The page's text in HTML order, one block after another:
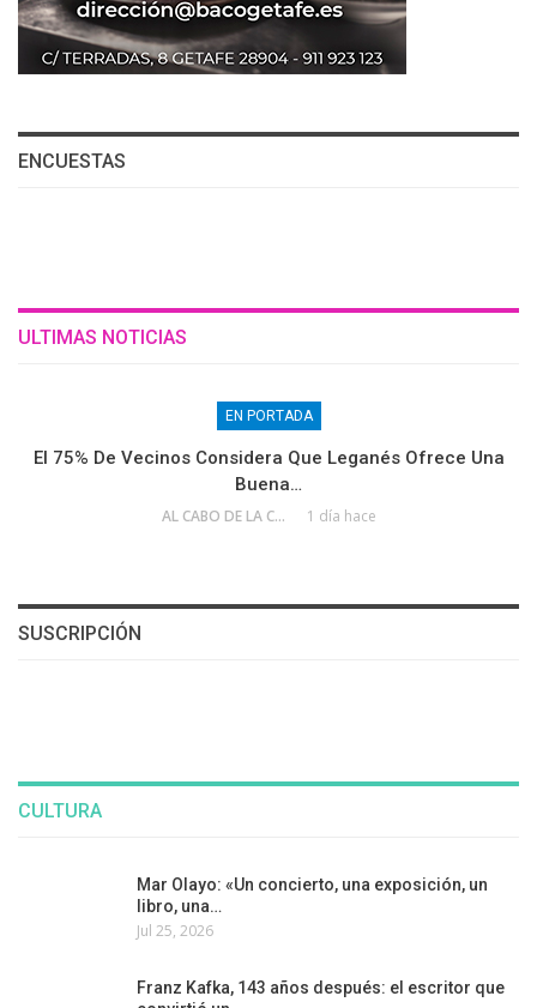
ENCUESTAS
ULTIMAS NOTICIAS
EN PORTADA
El 75% De Vecinos Considera Que Leganés Ofrece Una
Buena…
AL CABO DE LA CALLE 1 día hace
SUSCRIPCIÓN
CULTURA
Mar Olayo: «Un concierto, una exposición, un
libro, una…
Jul 25, 2026
Franz Kafka, 143 años después: el escritor que